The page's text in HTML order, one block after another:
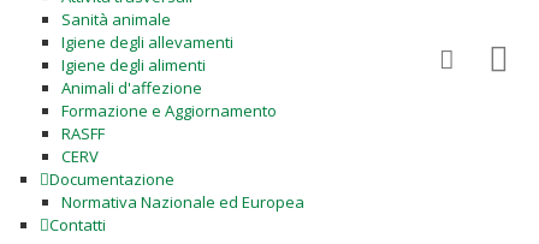
Sanità animale
Igiene degli allevamenti
Igiene degli alimenti
Animali d'affezione
Formazione e Aggiornamento
RASFF
CERV
Documentazione
Normativa Nazionale ed Europea
Contatti